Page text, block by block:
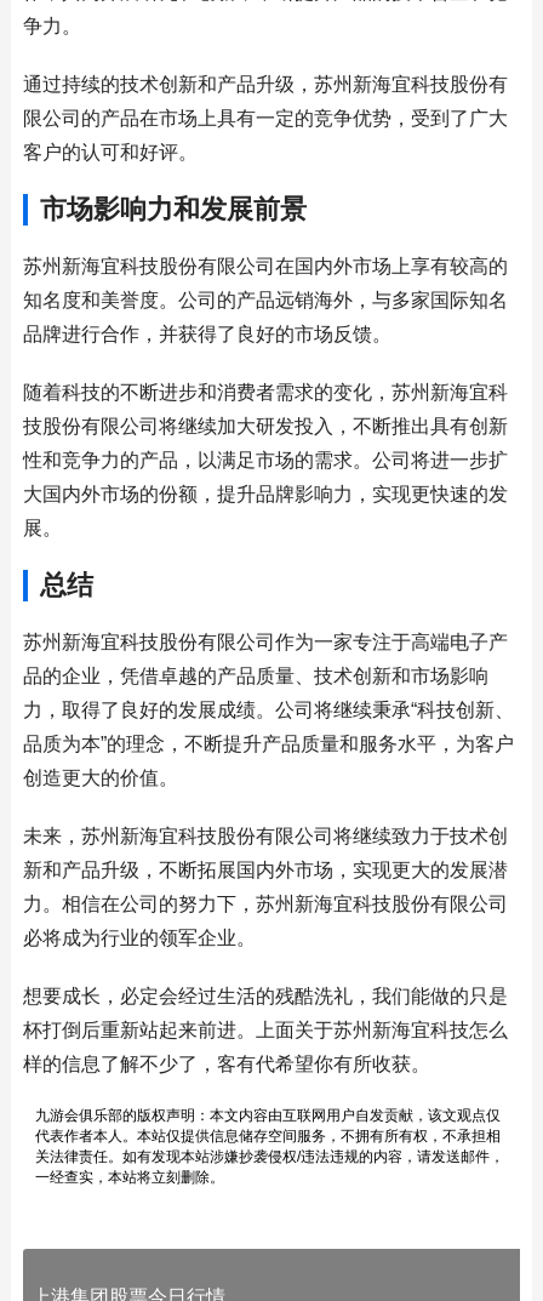
争力。
通过持续的技术创新和产品升级，苏州新海宜科技股份有
限公司的产品在市场上具有一定的竞争优势，受到了广大
客户的认可和好评。
市场影响力和发展前景
苏州新海宜科技股份有限公司在国内外市场上享有较高的
知名度和美誉度。公司的产品远销海外，与多家国际知名
品牌进行合作，并获得了良好的市场反馈。
随着科技的不断进步和消费者需求的变化，苏州新海宜科
技股份有限公司将继续加大研发投入，不断推出具有创新
性和竞争力的产品，以满足市场的需求。公司将进一步扩
大国内外市场的份额，提升品牌影响力，实现更快速的发
展。
总结
苏州新海宜科技股份有限公司作为一家专注于高端电子产
品的企业，凭借卓越的产品质量、技术创新和市场影响
力，取得了良好的发展成绩。公司将继续秉承“科技创新、
品质为本”的理念，不断提升产品质量和服务水平，为客户
创造更大的价值。
未来，苏州新海宜科技股份有限公司将继续致力于技术创
新和产品升级，不断拓展国内外市场，实现更大的发展潜
力。相信在公司的努力下，苏州新海宜科技股份有限公司
必将成为行业的领军企业。
想要成长，必定会经过生活的残酷洗礼，我们能做的只是
杯打倒后重新站起来前进。上面关于苏州新海宜科技怎么
样的信息了解不少了，客有代希望你有所收获。
九游会俱乐部的版权声明：本文内容由互联网用户自发贡献，该文观点仅
代表作者本人。本站仅提供信息储存空间服务，不拥有所有权，不承担相
关法律责任。如有发现本站涉嫌抄袭侵权/违法违规的内容，请发送邮件，
一经查实，本站将立刻删除。